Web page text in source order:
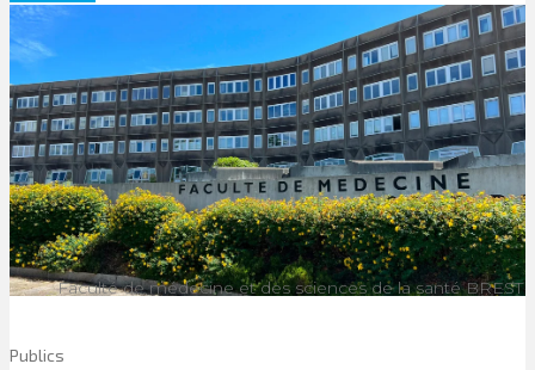
Faculté de médecine et des sciences de la santé BREST
Publics